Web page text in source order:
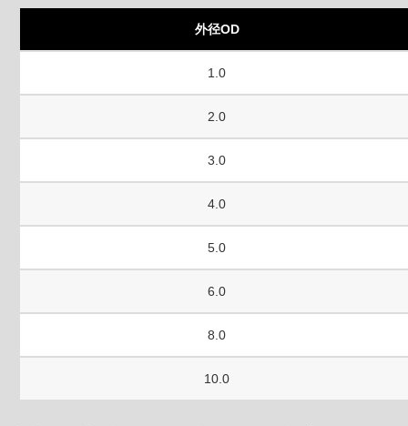
外径OD
1.0
2.0
3.0
4.0
5.0
6.0
8.0
10.0